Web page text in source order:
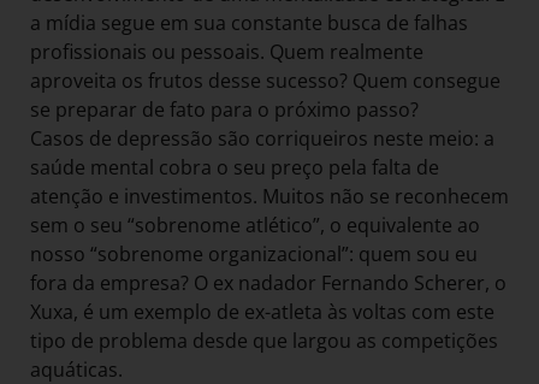
a mídia segue em sua constante busca de falhas
profissionais ou pessoais. Quem realmente
aproveita os frutos desse sucesso? Quem consegue
se preparar de fato para o próximo passo?
Casos de depressão são corriqueiros neste meio: a
saúde mental cobra o seu preço pela falta de
atenção e investimentos. Muitos não se reconhecem
sem o seu “sobrenome atlético”, o equivalente ao
nosso “sobrenome organizacional”: quem sou eu
fora da empresa? O ex nadador Fernando Scherer, o
Xuxa, é um exemplo de ex-atleta às voltas com este
tipo de problema desde que largou as competições
aquáticas.